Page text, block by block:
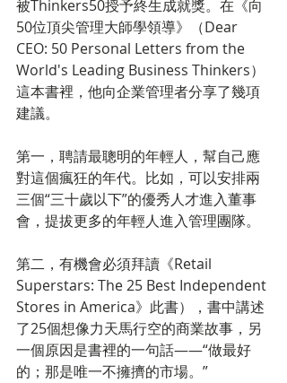
被Thinkers50授予終生成就獎。在《向
50位頂尖管理大師學領導》（Dear
CEO: 50 Personal Letters from the
World's Leading Business Thinkers）
這本書裡，他向企業管理者分享了幾項
建議。
第一，聘請最聰明的年輕人，幫自己應
對這個瘋狂的年代。比如，可以安排兩
三個“三十歲以下”的優秀人才進入董事
會，提拔更多的年輕人進入管理團隊。
第二，有機會必須拜讀《Retail
Superstars: The 25 Best Independent
Stores in America》此書），書中講述
了25個想像力天馬行空的商業故事，另
一個原因是書裡的一句話——“做最好
的；那是唯一不擁擠的市場。”